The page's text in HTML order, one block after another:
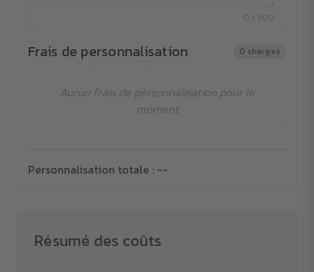
0 / 500
Frais de personnalisation 0 charges
Aucun frais de personnalisation pour le
moment
Personnalisation totale : --
Résumé des coûts